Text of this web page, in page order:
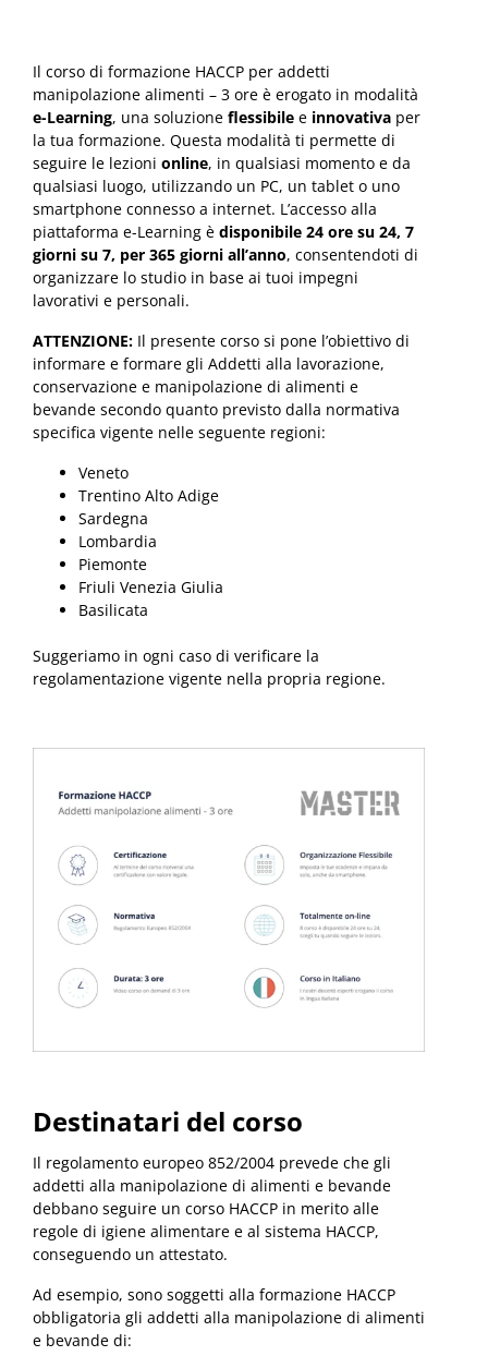
Il corso di formazione HACCP per addetti
manipolazione alimenti – 3 ore è erogato in modalità
e-Learning, una soluzione flessibile e innovativa per
la tua formazione. Questa modalità ti permette di
seguire le lezioni online, in qualsiasi momento e da
qualsiasi luogo, utilizzando un PC, un tablet o uno
smartphone connesso a internet. L’accesso alla
piattaforma e-Learning è disponibile 24 ore su 24, 7
giorni su 7, per 365 giorni all’anno, consentendoti di
organizzare lo studio in base ai tuoi impegni
lavorativi e personali.
ATTENZIONE: Il presente corso si pone l’obiettivo di
informare e formare gli Addetti alla lavorazione,
conservazione e manipolazione di alimenti e
bevande secondo quanto previsto dalla normativa
specifica vigente nelle seguente regioni:
Veneto
Trentino Alto Adige
Sardegna
Lombardia
Piemonte
Friuli Venezia Giulia
Basilicata
Suggeriamo in ogni caso di verificare la
regolamentazione vigente nella propria regione.
Destinatari del corso
Il regolamento europeo 852/2004 prevede che gli
addetti alla manipolazione di alimenti e bevande
debbano seguire un corso HACCP in merito alle
regole di igiene alimentare e al sistema HACCP,
conseguendo un attestato.
Ad esempio, sono soggetti alla formazione HACCP
obbligatoria gli addetti alla manipolazione di alimenti
e bevande di: